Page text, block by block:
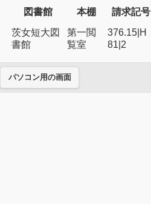
図書館 本棚 請求記号
茨女短大図
書館
第一閲
覧室
376.15|H
81|2
パソコン用の画面